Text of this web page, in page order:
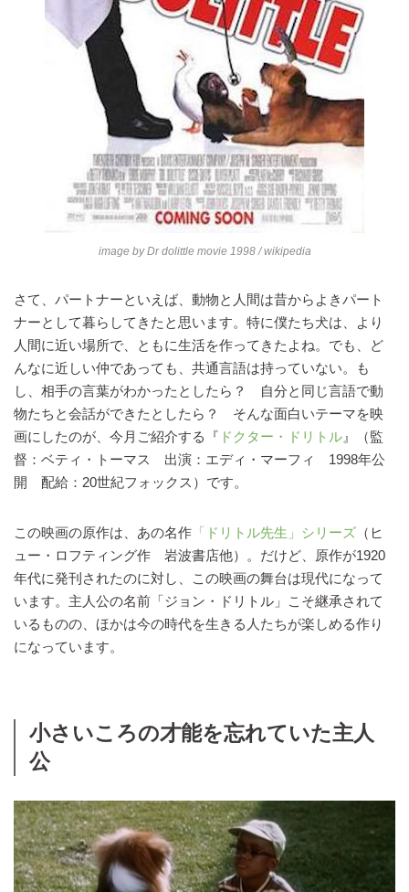
image byDr dolittle movie 1998/ wikipedia
さて、パートナーといえば、動物と人間は昔からよきパート
ナーとして暮らしてきたと思います。特に僕たち犬は、より
人間に近い場所で、ともに生活を作ってきたよね。でも、ど
んなに近しい仲であっても、共通言語は持っていない。も
し、相手の言葉がわかったとしたら？ 自分と同じ言語で動
物たちと会話ができたとしたら？ そんな面白いテーマを映
画にしたのが、今月ご紹介する『 ドクター・ドリトル 』（監
督：ベティ・トーマス 出演：エディ・マーフィ 1998年公
開 配給：20世紀フォックス）です。
この映画の原作は、あの名作 「ドリトル先生」シリーズ （ヒ
ュー・ロフティング作 岩波書店他）。だけど、原作が1920
年代に発刊されたのに対し、この映画の舞台は現代になって
います。主人公の名前「ジョン・ドリトル」こそ継承されて
いるものの、ほかは今の時代を生きる人たちが楽しめる作り
になっています。
小さいころの才能を忘れていた主人
公